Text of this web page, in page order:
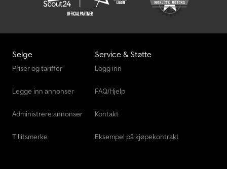
Selge
Priser og tariffer
Legge inn annonser
Administrere annonser
Tillitsmerke
Service & Støtte
Logg inn
FAQ/Hjelp
Kontakt
Eksempel på kjøpekontrakt